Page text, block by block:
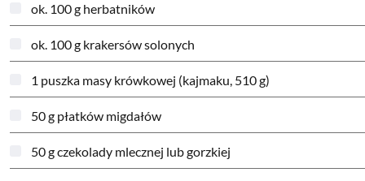
ok. 100 g herbatników
ok. 100 g krakersów solonych
1 puszka masy krówkowej (kajmaku, 510 g)
50 g płatków migdałów
50 g czekolady mlecznej lub gorzkiej